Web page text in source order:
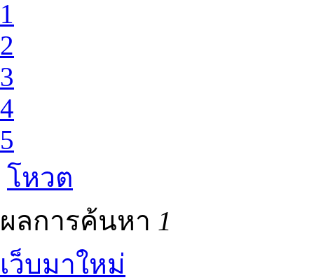
1
2
3
4
5
โหวต
ผลการค้นหา 1
เว็บมาใหม่